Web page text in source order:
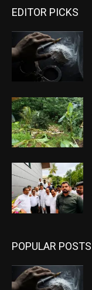
EDITOR PICKS
POPULAR POSTS